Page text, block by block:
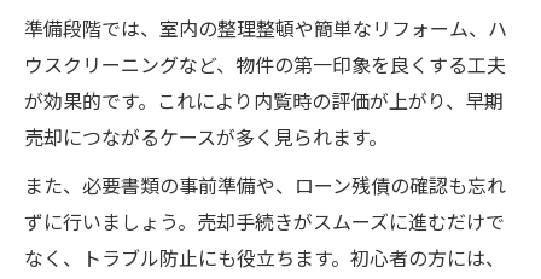
準備段階では、室内の整理整頓や簡単なリフォーム、ハ
ウスクリーニングなど、物件の第一印象を良くする工夫
が効果的です。これにより内覧時の評価が上がり、早期
売却につながるケースが多く見られます。
また、必要書類の事前準備や、ローン残債の確認も忘れ
ずに行いましょう。売却手続きがスムーズに進むだけで
なく、トラブル防止にも役立ちます。初心者の方には、